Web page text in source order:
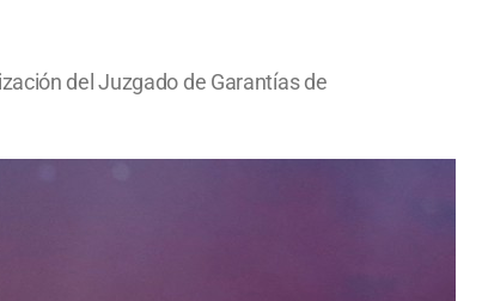
del Juzgado de Garantías de